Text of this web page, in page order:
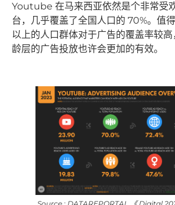
Youtube 在马来西亚依然是个非常受
台，几乎覆盖了全国人口的 70%。值
以上的人口群体对于广告的覆盖率较
龄层的广告投放也许会更加的有效。